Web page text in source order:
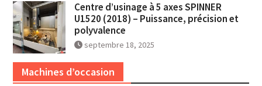
Centre d’usinage à 5 axes SPINNER
U1520 (2018) – Puissance, précision et
polyvalence
septembre 18, 2025
Machines d’occasion